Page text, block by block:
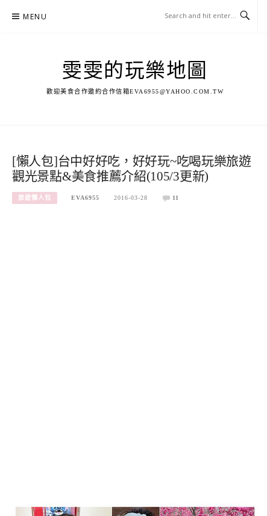
MENU
雯雯的玩樂地圖
歡迎美食合作邀約合作信箱EVA6955@YAHOO.COM.TW
[懶人包]台中好好吃，好好玩~吃喝玩樂旅遊
觀光景點&美食推薦介紹(105/3更新)
旅遊懶人包 EVA6955 2016-03-28 11